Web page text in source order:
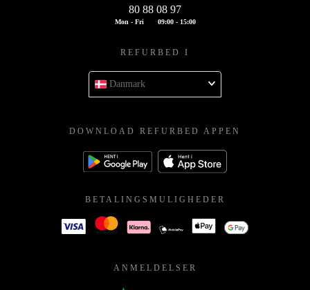
80 88 08 97
Mon - Fri 09:00 - 15:00
REFURBED I
Danmark
DOWNLOAD REFURBED APPEN
BETALINGSMULIGHEDER
ANMELDELSER